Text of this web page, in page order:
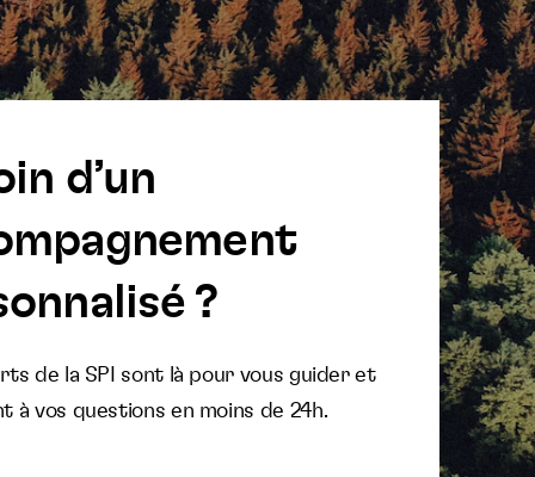
d’un
?
de la SPI sont là pour vous guider et
à vos questions en moins de 24h.